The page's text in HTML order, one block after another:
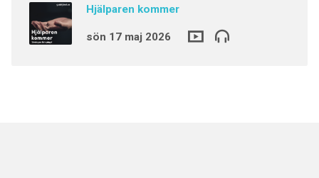
Hjälparen kommer
sön 17 maj 2026